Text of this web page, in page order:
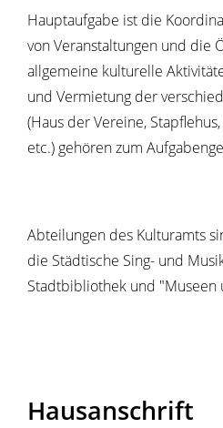
Hauptaufgabe ist die
von Veranstaltungen und die
allgemeine kulturelle
und Vermietung der
(Haus der Vereine,
etc.) gehören zum
Abteilungen des Kulturamts
die Städtische Sing- und
Stadtbibliothek und "Museen
Hausanschrift